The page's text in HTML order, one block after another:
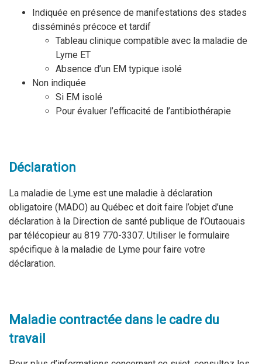
Indiquée en présence de manifestations des stades
disséminés précoce et tardif
Tableau clinique compatible avec la maladie de
Lyme ET
Absence d’un EM typique isolé
Non indiquée
Si EM isolé
Pour évaluer l’efficacité de l’antibiothérapie
Déclaration
La maladie de Lyme est une maladie à déclaration
obligatoire (MADO) au Québec et doit faire l’objet d’une
déclaration à la Direction de santé publique de l’Outaouais
par télécopieur au 819 770-3307. Utiliser le formulaire
spécifique à la maladie de Lyme pour faire votre
déclaration.
Maladie contractée dans le cadre du
travail